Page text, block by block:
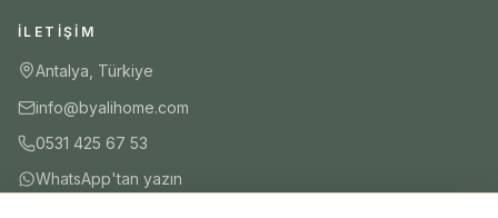
İLETIŞIM
Antalya, Türkiye
info@byalihome.com
0531 425 67 53
WhatsApp'tan yazın